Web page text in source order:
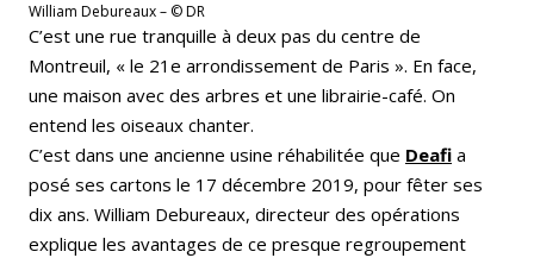
William Debureaux – © DR
C’est une rue tranquille à deux pas du centre de
Montreuil, « le 21e arrondissement de Paris ». En face,
une maison avec des arbres et une librairie-café. On
entend les oiseaux chanter.
C’est dans une ancienne usine réhabilitée que Deafi a
posé ses cartons le 17 décembre 2019, pour fêter ses
dix ans. William Debureaux, directeur des opérations
explique les avantages de ce presque regroupement